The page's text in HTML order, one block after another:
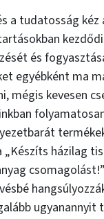
a tudatosság kéz
és
egyébként ma
mégis kevesen
„Készíts házilag
ugyanannyit